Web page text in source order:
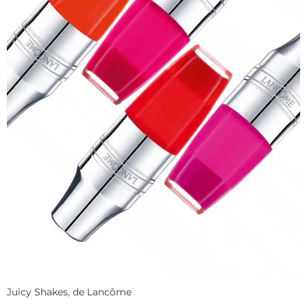
Juicy Shakes, de Lancôme